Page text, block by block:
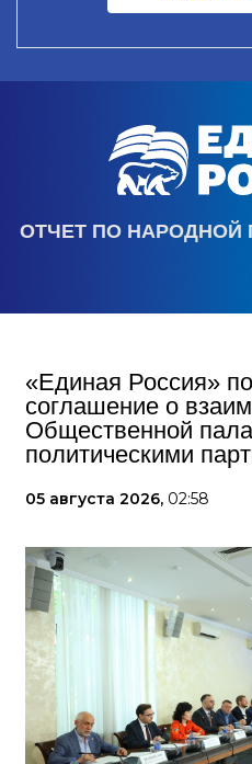
ОТЧЕТ ПО НАРОДНОЙ
«Единая Россия»
соглашение о
Общественной
политическими
05 августа 2026, 02:58